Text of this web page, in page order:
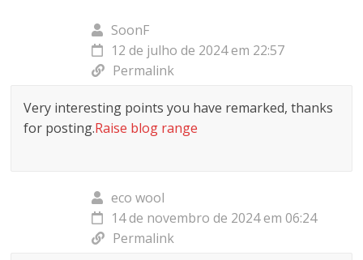
SoonF
12 de julho de 2024 em 22:57
Permalink
Very interesting points you have remarked, thanks
for posting.Raise blog range
eco wool
14 de novembro de 2024 em 06:24
Permalink